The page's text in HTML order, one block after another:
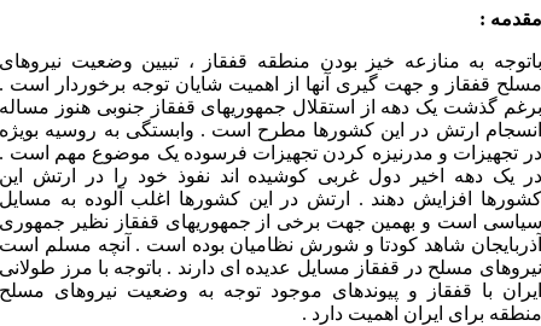
مقدمه :
باتوجه به منازعه خیز بودن منطقه قفقاز ، تبیین وضعیت نیروهای
مسلح قفقاز و جهت گیری آنها از اهمیت شایان توجه برخوردار است .
برغم گذشت یک دهه از استقلال جمهوریهای قفقاز جنوبی هنوز مساله
انسجام ارتش در این کشورها مطرح است . وابستگی به روسیه بویژه
در تجهیزات و مدرنیزه کردن تجهیزات فرسوده یک موضوع مهم است .
در یک دهه اخیر دول غربی کوشیده اند نفوذ خود را در ارتش این
کشورها افزایش دهند . ارتش در این کشورها اغلب آلوده به مسایل
سیاسی است و بهمین جهت برخی از جمهوریهای قفقاز نظیر جمهوری
آذربایجان شاهد کودتا و شورش نظامیان بوده است . آنچه مسلم است
نیروهای مسلح در قفقاز مسایل عدیده ای دارند . باتوجه با مرز طولانی
ایران با قفقاز و پیوندهای موجود توجه به وضعیت نیروهای مسلح
منطقه برای ایران اهمیت دارد .